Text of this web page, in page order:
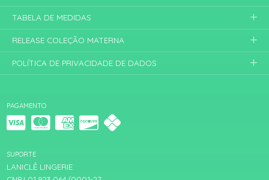
PAGAMENTO
SUPORTE
LANICLÊ LINGERIE
TABELA DE MEDIDAS
RELEASE COLEÇÃO MATERNA
POLÍTICA DE PRIVACIDADE DE DADOS